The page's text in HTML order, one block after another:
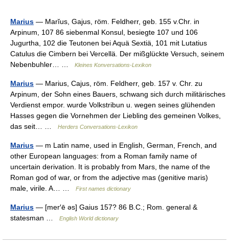
Marius — Marĭus, Gajus, röm. Feldherr, geb. 155 v.Chr. in
Arpinum, 107 86 siebenmal Konsul, besiegte 107 und 106
Jugurtha, 102 die Teutonen bei Aquä Sextiä, 101 mit Lutatius
Catulus die Cimbern bei Vercellä. Der mißglückte Versuch, seinem
Nebenbuhler… …
Kleines Konversations-Lexikon
Marius — Marius, Cajus, röm. Feldherr, geb. 157 v. Chr. zu
Arpinum, der Sohn eines Bauers, schwang sich durch militärisches
Verdienst empor. wurde Volkstribun u. wegen seines glühenden
Hasses gegen die Vornehmen der Liebling des gemeinen Volkes,
das seit… …
Herders Conversations-Lexikon
Marius — m Latin name, used in English, German, French, and
other European languages: from a Roman family name of
uncertain derivation. It is probably from Mars, the name of the
Roman god of war, or from the adjective mas (genitive maris)
male, virile. A… …
First names dictionary
Marius — [mer′ē əs] Gaius 157? 86 B.C.; Rom. general &
statesman …
English World dictionary